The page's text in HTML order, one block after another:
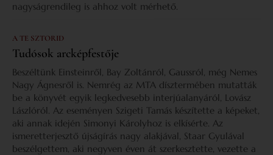
nagyságrendileg is ahhoz volt mérhető.
A TE SZTORID
Tudósok arcképfestője
Beszéltünk Einsteinről, Bay Zoltánról, Gaussról, még Nemes
Nagy Ágnesről is. Nemrég az MTA dísztermében mutatták
be a könyvét egyik legkedvesebb interjúalanyáról, Lovász
Lászlóról. Az eseményen Szigeti Tamás készítette a képeket,
aki annak idején Simonyi Károlyhoz is elkísérte. Az
ismeretterjesztő újságírás nagy alakjával, Staar Gyulával
beszélgettem, aki negyven éven át szerkesztette, vezette a